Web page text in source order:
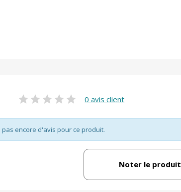
0 avis client
pas encore d'avis pour ce produit.
Noter le produit